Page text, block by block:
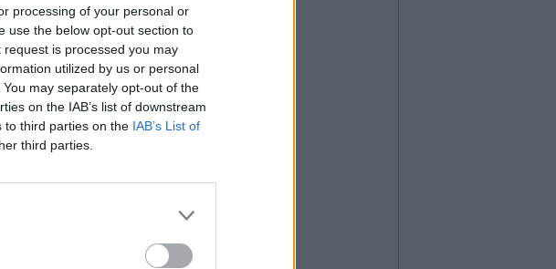
processing of your personal or
use the below opt-out section to
is processed you may
utilized by us or personal
may separately opt-out of the
on the IAB’s list of downstream
to third parties on the IAB’s List of
third parties.